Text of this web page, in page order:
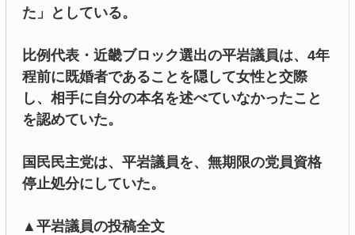
た」としている。
比例代表・近畿ブロック選出の平岩議員は、4年
程前に既婚者であることを隠して女性と交際
し、相手に自分の本名を述べていなかったこと
を認めていた。
国民民主党は、平岩議員を、無期限の党員資格
停止処分にしていた。
▲平岩議員の投稿全文